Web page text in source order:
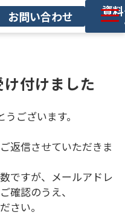
お問い合わせ 資
報
の流れ
付けました
ございます。
返信させていただきま
ですが、メールアドレ
確認のうえ、
さい。